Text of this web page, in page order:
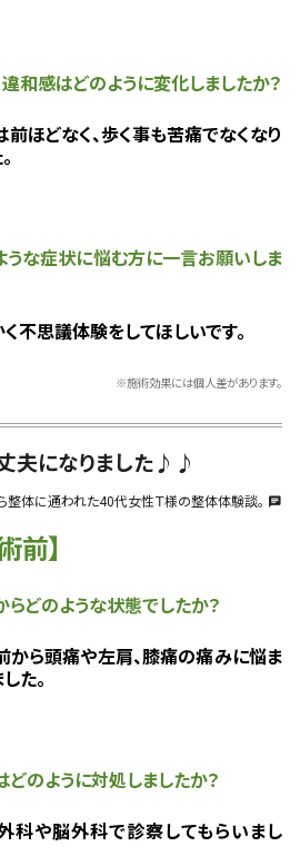
和感はどのように変化しましたか？
ほどなく、歩く事も苦痛でなくなり
な症状に悩む方に一言お願いしま
不思議体験をしてほしいです。
※施術効果には個人差があります。
夫になりました♪♪
整体に通われた40代女性Ｔ様の整体体験談。 chat
前】
どのような状態でしたか？
ら頭痛や左肩、膝痛の痛みに悩ま
た。
のように対処しましたか？
科や脳外科で診察してもらいまし